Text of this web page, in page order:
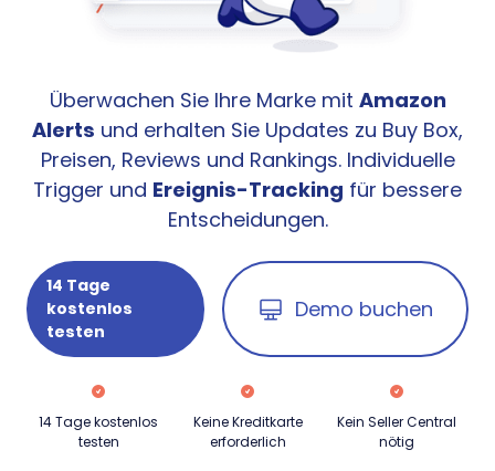
Überwachen Sie Ihre Marke mit Amazon
Alerts und erhalten Sie Updates zu Buy Box,
Preisen, Reviews und Rankings. Individuelle
Trigger und Ereignis-Tracking für bessere
Entscheidungen.
14 Tage
kostenlos
testen
Demo buchen
14 Tage kostenlos
testen
Keine Kreditkarte
erforderlich
Kein Seller Central
nötig